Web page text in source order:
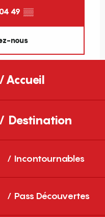
Accueil
Destination
Incontournables
Pass Découvertes
49 ▒▒
nous
Maria de
belle immersion
s’élève
Bac de Dellà,
de pins et
Le sentier